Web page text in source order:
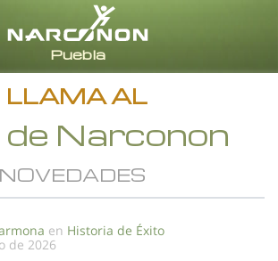
Español
Todas las Regiones/Idiomas
LLAMA AL
de Narconon
en Historia de Éxito
de 2026